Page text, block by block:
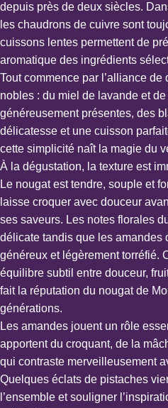
depuis près de deux siècles.
les chaudrons de cuivre sont
cuissons lentes permettent de
aromatique des ingrédients
Tout commence par l’alliance
nobles : du miel de lavande et
généreusement présentes, des
délicatesse et une cuisson
cette simplicité naît la magie du
À la dégustation, la texture est
Le nougat est tendre, souple et
laisse croquer avec douceur
ses saveurs. Les notes florales
délicate tandis que les amandes
généreux et légèrement torréfié.
équilibre subtil entre douceur,
fait la réputation du nougat de
générations.
Les amandes jouent un rôle
apportent du croquant, de la
qui contraste merveilleusement
Quelques éclats de pistaches
l’ensemble et souligner